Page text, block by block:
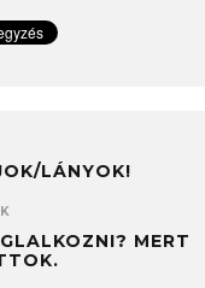
LÁNYOK!
MERT